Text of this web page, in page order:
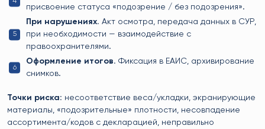
присвоение статуса «подозрение / без подозрения».
При нарушениях. Акт осмотра, передача данных в СУР,
при необходимости — взаимодействие с
правоохранителями.
Оформление итогов. Фиксация в ЕАИС, архивирование
снимков.
Точки риска: несоответствие веса/укладки, экранирующие
материалы, «подозрительные» плотности, несовпадение
ассортимента/кодов с декларацией, неправильно